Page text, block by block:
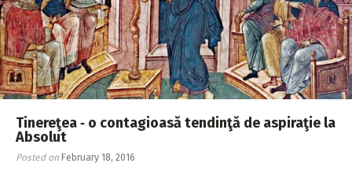
Tinereţea ‑ o contagioasă tendinţă de aspiraţie la
Absolut
Posted on February 18, 2016